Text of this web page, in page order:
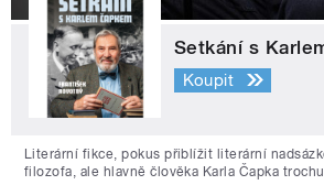
Setkání s
Koupit
Literární fikce, pokus přiblížit literární
filozofa, ale hlavně člověka Karla Čapka